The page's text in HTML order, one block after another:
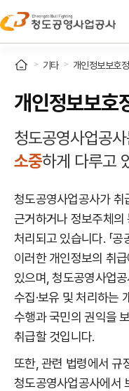
기타 개인정보보호
개인정보보호
청도공영사업공
소중하게 다루고
청도공영사업공사가 취
근거하거나 정보주체의
처리되고 있습니다. 「
이러한 개인정보의 취
있으며, 청도공영사업
수집·보유 및 처리하는
수행과 국민의 권익을
취급할 것입니다.
또한, 관련 법령에서 규
청도공영사업공사에서